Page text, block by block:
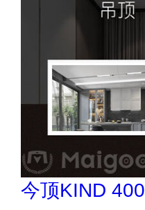
民兴电缆